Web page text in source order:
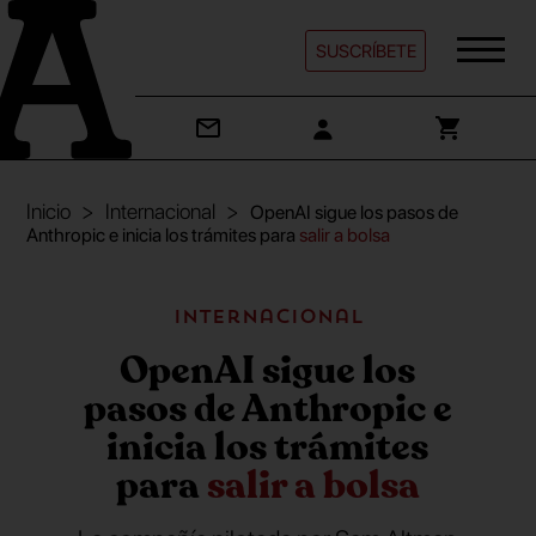
SUSCRÍBETE
Inicio Internacional
OpenAI sigue los pasos de
Anthropic e inicia los trámites para salir a bolsa
Internacional
OpenAI sigue los
pasos de Anthropic e
inicia los trámites
parasalir a bolsa